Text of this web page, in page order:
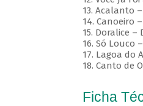
13. Acalanto
14. Canoeiro
15. Doralice –
16. Só Louco
17. Lagoa do
18. Canto de
Ficha